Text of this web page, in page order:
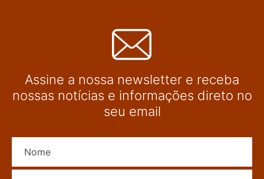
Assine a nossa newsletter e receba
nossas notícias e informações direto no
seu email